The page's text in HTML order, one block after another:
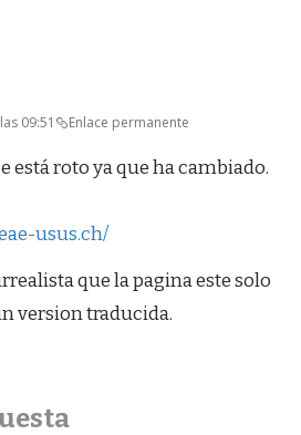
09:51 Enlace permanente
está roto ya que ha cambiado.
usus.ch/
que la pagina este solo
version traducida.